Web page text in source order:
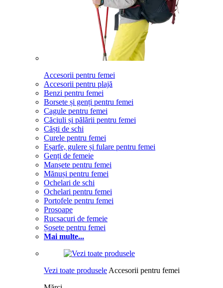
Accesorii pentru femei
Accesorii pentru plajă
Benzi pentru femei
Borsete și genți pentru femei
Cagule pentru femei
Căciuli și pălării pentru femei
Căști de schi
Curele pentru femei
Eșarfe, gulere și fulare pentru femei
Genți de femeie
Manșete pentru femei
Mănuși pentru femei
Ochelari de schi
Ochelari pentru femei
Portofele pentru femei
Prosoape
Rucsacuri de femeie
Șosete pentru femei
Mai multe...
Vezi toate produsele Accesorii pentru femei